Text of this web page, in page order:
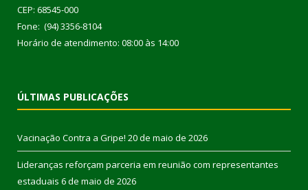
CEP: 68545-000
Fone: (94) 3356-8104
Horário de atendimento: 08:00 às 14:00
ÚLTIMAS PUBLICAÇÕES
Vacinação Contra a Gripe! 20 de maio de 2026
Lideranças reforçam parceria em reunião com representantes
estaduais 6 de maio de 2026